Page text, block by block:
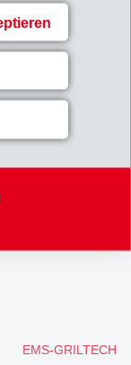
EMS-GRILTECH